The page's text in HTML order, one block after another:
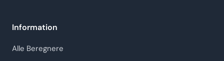
Information
Alle Beregnere